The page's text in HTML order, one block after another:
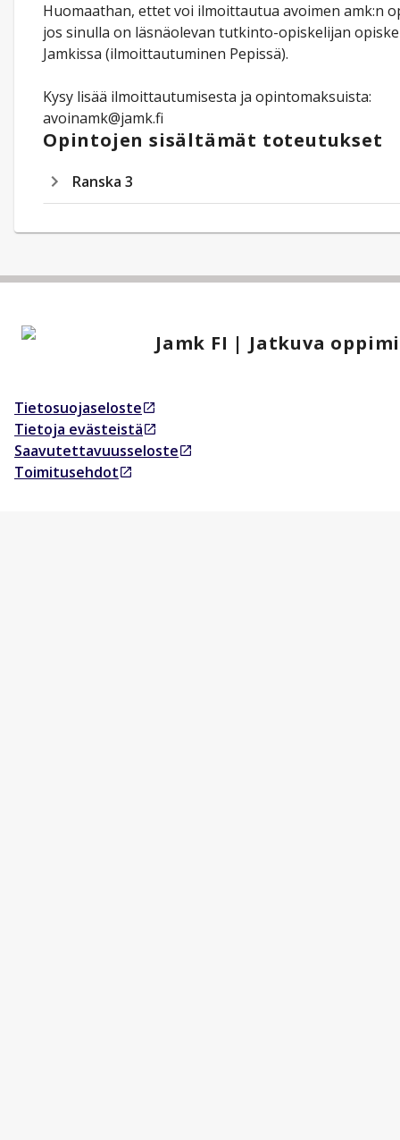
Huomaathan, ettet voi ilmoittautua avoimen amk:n
jos sinulla on läsnäolevan tutkinto-opiskelijan
Jamkissa (ilmoittautuminen Pepissä).
Kysy lisää ilmoittautumisesta ja opintomaksuista:
avoinamk@jamk.fi
Opintojen sisältämät toteutukset
Ranska 3
Jamk FI | Jatkuva
Tietosuojaseloste
Avautuu uudessa välilehdessä
Tietoja evästeistä
Avautuu uudessa välilehdessä
Saavutettavuusseloste
Avautuu uudessa välilehdessä
Toimitusehdot
Avautuu uudessa välilehdessä